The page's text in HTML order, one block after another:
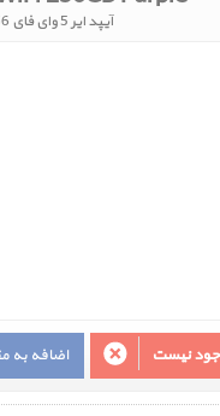
آیپد ایر 5 وای فای 256 گیگابایت بنفش
اضافه به نیست